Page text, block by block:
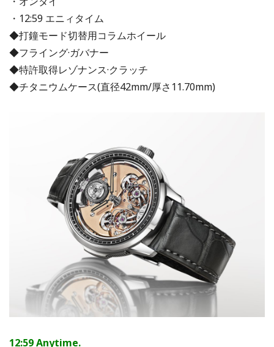
・12:59 エニィタイム
◆打鐘モード切替用コラムホイール
◆フライング·ガバナー
◆特許取得レゾナンス·クラッチ
◆チタニウムケース(直径42mm/厚さ11.70mm)
12:59 Anytime.